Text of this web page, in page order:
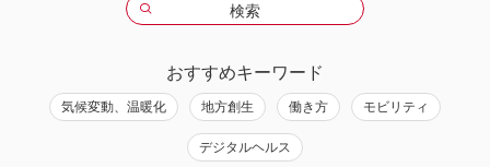
おすすめキーワード
気候変動、温暖化 地方創生 働き方 モビリティ
デジタルヘルス